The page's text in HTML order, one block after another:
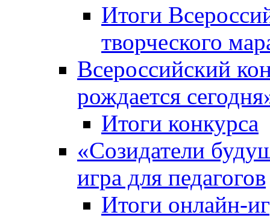
Итоги
творческого
Всероссийский
рождается
Итоги конкурса
«Cозидатели
игра для педагогов
Итоги онлайн-